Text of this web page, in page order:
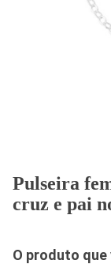
Pulseira
cruz e pai
O produto